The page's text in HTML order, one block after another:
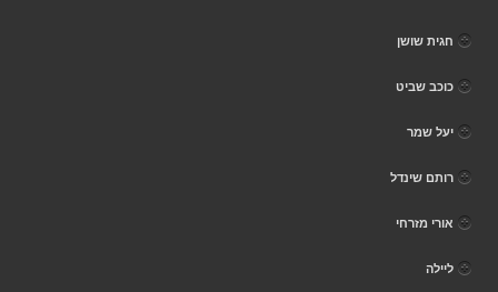
חגית שושן
כוכב שביט
יעל שמר
רותם שינדל
אורי מזרחי
ליילה